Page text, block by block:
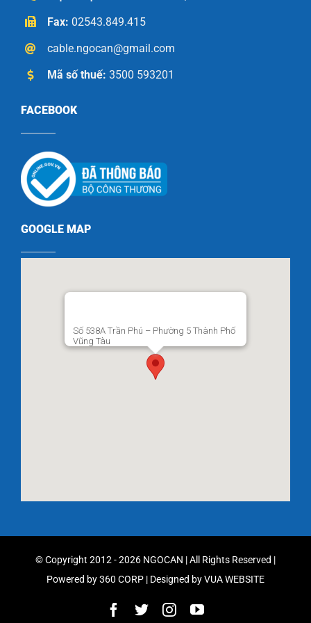
Fax: 02543.849.415
cable.ngocan@gmail.com
Mã số thuế: 3500 593201
FACEBOOK
GOOGLE MAP
Số 538A Trần Phú – Phường 5 Thành Phố
Vũng Tàu
© Copyright 2012 - 2026 NGOCAN | All Rights Reserved |
Powered by360 CORP | Designed byVUA WEBSITE